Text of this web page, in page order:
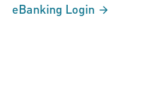
eBanking Login